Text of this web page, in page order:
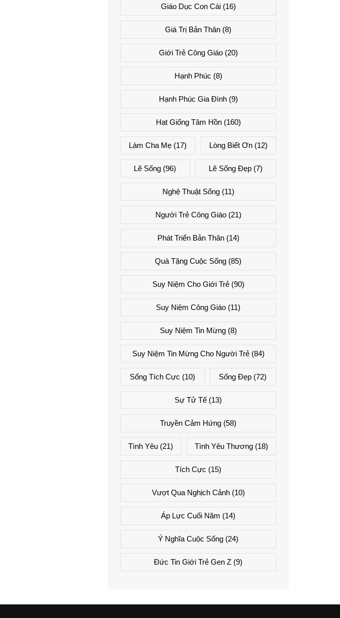
Giáo Dục Con Cái(16)
Giá Trị Bản Thân (8)
Giới Trẻ Công Giáo(20)
Hạnh Phúc (8)
Hạnh Phúc Gia Đình(9)
Hạt Giống Tâm Hồn(160)
Làm Cha Mẹ (17) Lòng Biết Ơn(12)
Lẽ Sống (96) Lẽ Sống Đẹp(7)
Nghệ Thuật Sống(11)
Người Trẻ Công Giáo(21)
Phát Triển Bản Thân(14)
Quà Tặng Cuộc Sống (85)
Suy Niệm Cho Giới Trẻ(90)
Suy Niệm Công Giáo (11)
Suy Niệm Tin Mừng(8)
Suy Niệm Tin Mừng Cho Người Trẻ(84)
Sống Tích Cực (10) Sống Đẹp (72)
Sự Tử Tế (13)
Truyền Cảm Hứng (58)
Tình Yêu (21) Tình Yêu Thương(18)
Tích Cực (15)
Vượt Qua Nghịch Cảnh(10)
Áp Lực Cuối Năm (14)
Ý Nghĩa Cuộc Sống (24)
Đức Tin Giới Trẻ Gen Z (9)